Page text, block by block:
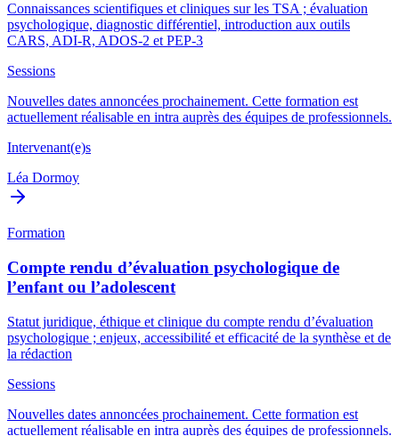
Connaissances scientifiques et cliniques sur les TSA ; évaluation
psychologique, diagnostic différentiel, introduction aux outils
CARS, ADI-R, ADOS-2 et PEP-3
Sessions
Nouvelles dates annoncées prochainement. Cette formation est
actuellement réalisable en intra auprès des équipes de professionnels.
Intervenant(e)s
Léa Dormoy
Formation
Compte rendu d’évaluation psychologique de
l’enfant ou l’adolescent
Statut juridique, éthique et clinique du compte rendu d’évaluation
psychologique ; enjeux, accessibilité et efficacité de la synthèse et de
la rédaction
Sessions
Nouvelles dates annoncées prochainement. Cette formation est
actuellement réalisable en intra auprès des équipes de professionnels.